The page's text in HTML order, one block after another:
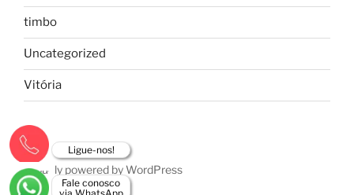
Fale conosco
Ligue-nos!
timbo
Uncategorized
Vitória
Proudly powered by WordPress